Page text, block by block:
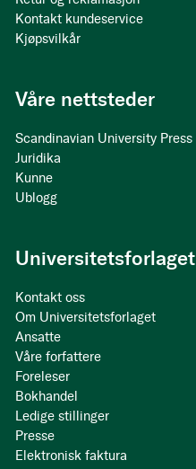
Kontakt kundeservice
Kjøpsvilkår
Våre nettsteder
Scandinavian University Press
Juridika
Kunne
Ublogg
Universitetsforlaget
Kontakt oss
Om Universitetsforlaget
Ansatte
Våre forfattere
Foreleser
Bokhandel
Ledige stillinger
Presse
Elektronisk faktura